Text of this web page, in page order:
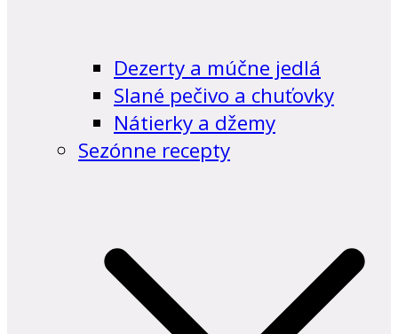
Dezerty a múčne jedlá
Slané pečivo a chuťovky
Nátierky a džemy
Sezónne recepty